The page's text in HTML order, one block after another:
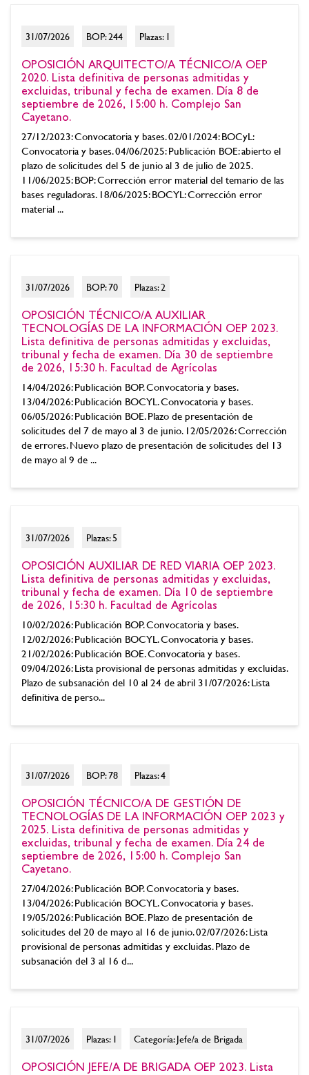
31/07/2026 BOP: 244 Plazas: 1
OPOSICIÓN ARQUITECTO/A TÉCNICO/A OEP
2020. Lista definitiva de personas admitidas y
excluidas, tribunal y fecha de examen. Día 8 de
septiembre de 2026, 15:00 h. Complejo San
Cayetano.
27/12/2023: Convocatoria y bases. 02/01/2024: BOCyL:
Convocatoria y bases. 04/06/2025: Publicación BOE: abierto el
plazo de solicitudes del 5 de junio al 3 de julio de 2025.
11/06/2025: BOP: Corrección error material del temario de las
bases reguladoras. 18/06/2025: BOCYL: Corrección error
material ...
31/07/2026 BOP: 70 Plazas: 2
OPOSICIÓN TÉCNICO/A AUXILIAR
TECNOLOGÍAS DE LA INFORMACIÓN OEP 2023.
Lista definitiva de personas admitidas y excluidas,
tribunal y fecha de examen. Día 30 de septiembre
de 2026, 15:30 h. Facultad de Agrícolas
14/04/2026: Publicación BOP. Convocatoria y bases.
13/04/2026: Publicación BOCYL. Convocatoria y bases.
06/05/2026: Publicación BOE. Plazo de presentación de
solicitudes del 7 de mayo al 3 de junio. 12/05/2026: Corrección
de errores. Nuevo plazo de presentación de solicitudes del 13
de mayo al 9 de ...
31/07/2026 Plazas: 5
OPOSICIÓN AUXILIAR DE RED VIARIA OEP 2023.
Lista definitiva de personas admitidas y excluidas,
tribunal y fecha de examen. Día 10 de septiembre
de 2026, 15:30 h. Facultad de Agrícolas
10/02/2026: Publicación BOP. Convocatoria y bases.
12/02/2026: Publicación BOCYL. Convocatoria y bases.
21/02/2026: Publicación BOE. Convocatoria y bases.
09/04/2026: Lista provisional de personas admitidas y excluidas.
Plazo de subsanación del 10 al 24 de abril 31/07/2026: Lista
definitiva de perso...
31/07/2026 BOP: 78 Plazas: 4
OPOSICIÓN TÉCNICO/A DE GESTIÓN DE
TECNOLOGÍAS DE LA INFORMACIÓN OEP 2023 y
2025. Lista definitiva de personas admitidas y
excluidas, tribunal y fecha de examen. Día 24 de
septiembre de 2026, 15:00 h. Complejo San
Cayetano.
27/04/2026: Publicación BOP. Convocatoria y bases.
13/04/2026: Publicación BOCYL. Convocatoria y bases.
19/05/2026: Publicación BOE. Plazo de presentación de
solicitudes del 20 de mayo al 16 de junio. 02/07/2026: Lista
provisional de personas admitidas y excluidas. Plazo de
subsanación del 3 al 16 d...
31/07/2026 Plazas: 1 Categoría: Jefe/a de Brigada
OPOSICIÓN JEFE/A DE BRIGADA OEP 2023. Lista